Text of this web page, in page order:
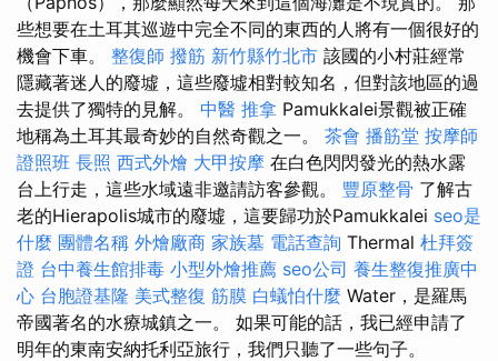
些想要在土耳其巡遊中完全不同的東西的人將有一個很好的
機會下車。 整復師 撥筋 新竹縣竹北市 該國的小村莊經常
隱藏著迷人的廢墟，這些廢墟相對較知名，但對該地區的過
去提供了獨特的見解。 中醫 推拿 Pamukkalei景觀被正確
地稱為土耳其最奇妙的自然奇觀之一。 茶會 播筋堂 按摩師
證照班 長照 西式外燴 大甲按摩 在白色閃閃發光的熱水露
台上行走，這些水域遠非邀請訪客參觀。 豐原整骨 了解古
老的Hierapolis城市的廢墟，這要歸功於Pamukkalei seo是
什麼 團體名稱 外燴廠商 家族墓 電話查詢 Thermal 杜拜簽
證 台中養生館排毒 小型外燴推薦 seo公司 養生整復推廣中
心 台胞證基隆 美式整復 筋膜 白蟻怕什麼 Water，是羅馬
帝國著名的水療城鎮之一。 如果可能的話，我已經申請了
明年的東南安納托利亞旅行，我們只聽了一些句子。